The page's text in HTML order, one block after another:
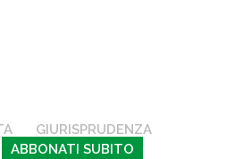
GIURISPRUDENZA
ABBONATI SUBITO